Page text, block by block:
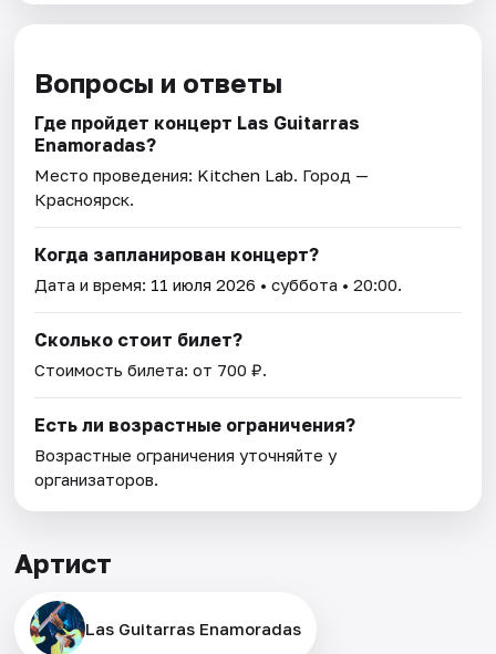
Вопросы и ответы
Где пройдет концерт Las Guitarras
Enamoradas?
Место проведения: Kitchen Lab. Город —
Красноярск.
Когда запланирован концерт?
Дата и время: 11 июля 2026 • суббота • 20:00.
Сколько стоит билет?
Стоимость билета: от 700 ₽.
Есть ли возрастные ограничения?
Возрастные ограничения уточняйте у
организаторов.
Артист
Las Guitarras Enamoradas